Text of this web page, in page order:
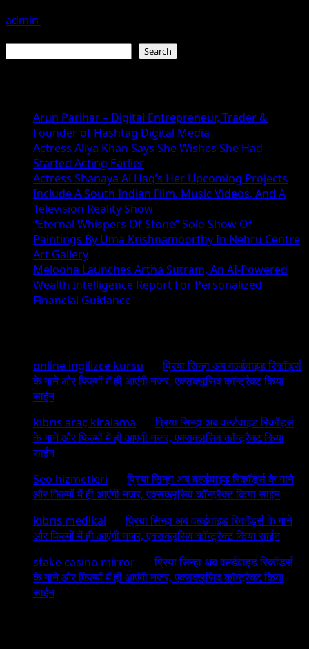
admin
Search
Arun Parihar – Digital Entrepreneur, Trader &
Founder of Hashtag Digital Media
Actress Aliya Khan Says She Wishes She Had
Started Acting Earlier
Actress Shanaya Al Haq’s Her Upcoming Projects
Include A South Indian Film, Music Videos, And A
Television Reality Show
“Eternal Whispers Of Stone” Solo Show Of
Paintings By Uma Krishnamoorthy In Nehru Centre
Art Gallery
Melooha Launches Artha Sutram, An AI-Powered
Wealth Intelligence Report For Personalized
Financial Guidance
online ingilizce kursu onप्रिया सिन्हा अब वर्ल्डवाइड रिकॉर्ड्स
के गाने और फिल्मों में ही आएंगी नजर, एक्सक्लूसिव कॉन्ट्रैक्ट किया
साईन
kıbrıs araç kiralama onप्रिया सिन्हा अब वर्ल्डवाइड रिकॉर्ड्स
के गाने और फिल्मों में ही आएंगी नजर, एक्सक्लूसिव कॉन्ट्रैक्ट किया
साईन
Seo hizmetleri onप्रिया सिन्हा अब वर्ल्डवाइड रिकॉर्ड्स के गाने
और फिल्मों में ही आएंगी नजर, एक्सक्लूसिव कॉन्ट्रैक्ट किया साईन
kıbrıs medikal onप्रिया सिन्हा अब वर्ल्डवाइड रिकॉर्ड्स के गाने
और फिल्मों में ही आएंगी नजर, एक्सक्लूसिव कॉन्ट्रैक्ट किया साईन
stake casino mirror onप्रिया सिन्हा अब वर्ल्डवाइड रिकॉर्ड्स
के गाने और फिल्मों में ही आएंगी नजर, एक्सक्लूसिव कॉन्ट्रैक्ट किया
साईन